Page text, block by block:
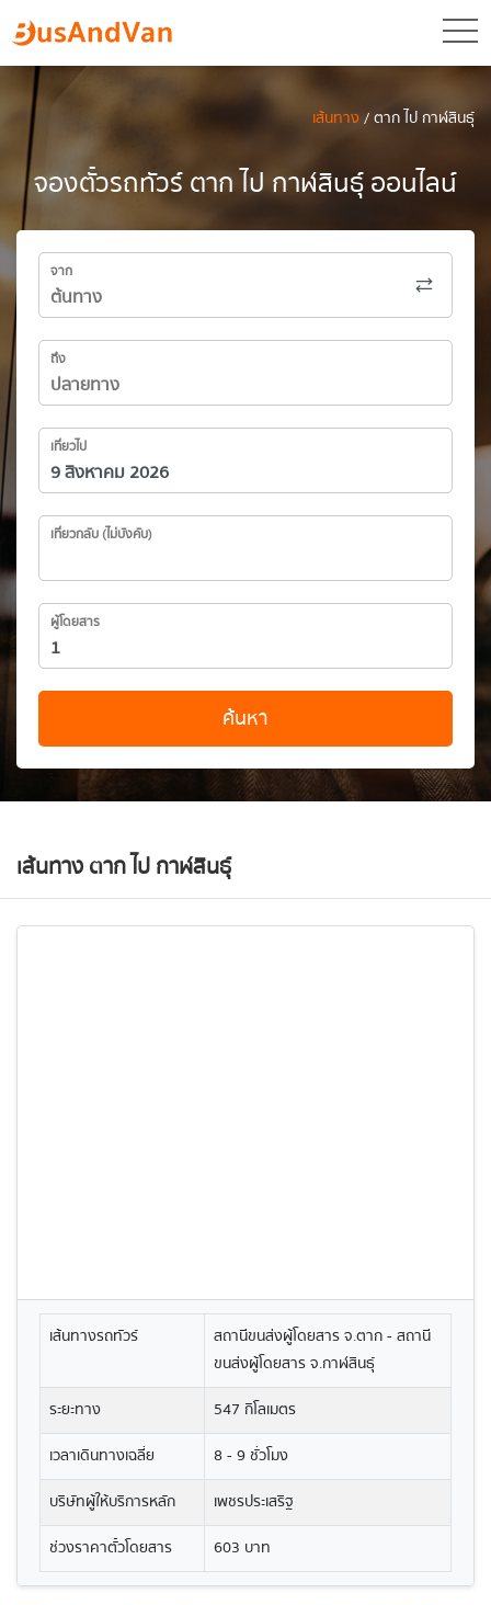
เส้นทาง/ ตาก ไป กาฬสินธุ์
จองตั๋วรถทัวร์ ตาก ไป กาฬสินธุ์ ออนไลน์
จาก
ถึง
เที่ยวไป
เที่ยวกลับ (ไม่บังคับ)
ผู้โดยสาร
ค้นหา
เส้นทาง ตาก ไป กาฬสินธุ์
เส้นทางรถทัวร์
สถานีขนส่งผู้โดยสาร จ.ตาก - สถานี
ขนส่งผู้โดยสาร จ.กาฬสินธุ์
ระยะทาง
547 กิโลเมตร
เวลาเดินทางเฉลี่ย
8 - 9 ชั่วโมง
บริษัทผู้ให้บริการหลัก
เพชรประเสริฐ
ช่วงราคาตั๋วโดยสาร
603 บาท